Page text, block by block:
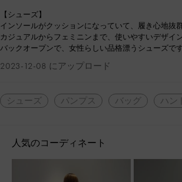
【シューズ】
インソールがクッションになっていて、履き心地抜
カジュアルからフェミニンまで、使いやすいデザイン
バックオープンで、女性らしい品格漂うシューズで
2023-12-08 にアップロード
シューズ パンプス バッグ ハン
人気のコーディネート